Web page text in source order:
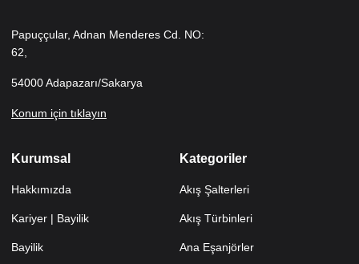
Papuççular, Adnan Menderes Cd. NO:
62,
54000 Adapazarı/Sakarya
Konum için tıklayın
Kurumsal
Hakkımızda
Kariyer | Bayilik
Bayilik
Kategoriler
Akış Şalterleri
Akış Türbinleri
Ana Eşanjörler